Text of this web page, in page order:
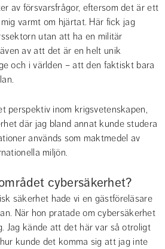
av försvarsfrågor, eftersom det är ett
varmt om hjärtat. Här fick jag
utan att ha en militär
av att det är en helt unik
och i världen – att den faktiskt bara
perspektiv inom krigsvetenskapen,
där jag bland annat kunde studera
används som maktmedel av
miljön.
cybersäkerhet?
säkerhet hade vi en gästföreläsare
När hon pratade om cybersäkerhet
Jag kände att det här var så otroligt
kunde det komma sig att jag inte